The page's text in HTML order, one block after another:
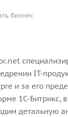
бизнес
IT-
и за его
1С-Битрикс,
детальную